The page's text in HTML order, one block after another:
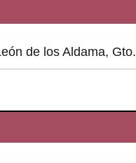
de los Aldama, Gto.